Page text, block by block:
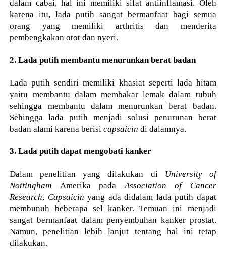
dalam cabai, hal ini memiliki sifat antiinflamasi. Oleh
karena itu, lada putih sangat bermanfaat bagi semua
orang yang memiliki arthritis dan menderita
pembengkakan otot dan nyeri.
2. Lada putih membantu menurunkan berat badan
Lada putih sendiri memiliki khasiat seperti lada hitam
yaitu membantu dalam membakar lemak dalam tubuh
sehingga membantu dalam menurunkan berat badan.
Sehingga lada putih menjadi solusi penurunan berat
badan alami karena berisicapsaicin di dalamnya.
3. Lada putih dapat mengobati kanker
Dalam penelitian yang dilakukan di University of
Nottingham Amerika padaAssociation of Cancer
Research, Capsaicin yang ada didalam lada putih dapat
membunuh beberapa sel kanker. Temuan ini menjadi
sangat bermanfaat dalam penyembuhan kanker prostat.
Namun, penelitian lebih lanjut tentang hal ini tetap
dilakukan.